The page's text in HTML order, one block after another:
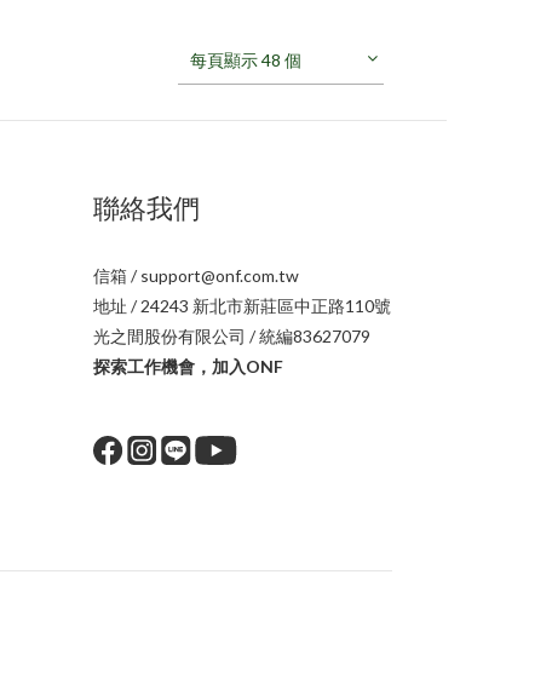
每頁顯示 48 個
聯絡我們
信箱 / support@onf.com.tw
地址 / 24243 新北市新莊區中正路110號
光之間股份有限公司 / 統編83627079
探索工作機會，加入ONF